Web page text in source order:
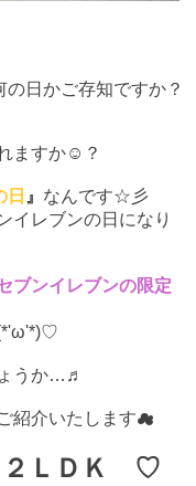
の日かご存知ですか？
ますか☺？
日 』 なんです☆彡
イレブンの日になり
ブンイレブンの限定
うか…♬
紹介いたします☁
ＬＤＫ ♡